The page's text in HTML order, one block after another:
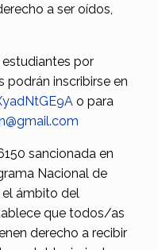
a ser oídos,
por
podrán inscribirse en
o para
sancionada en
Nacional de
el ámbito del
que todos/as
derecho a recibir